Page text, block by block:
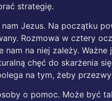
strategię.
Jezus. Na początku
Rozmowa w cztery
nam na niej zależy.
chęć do skarżenia
na tym, żeby
o pomoc. Może być